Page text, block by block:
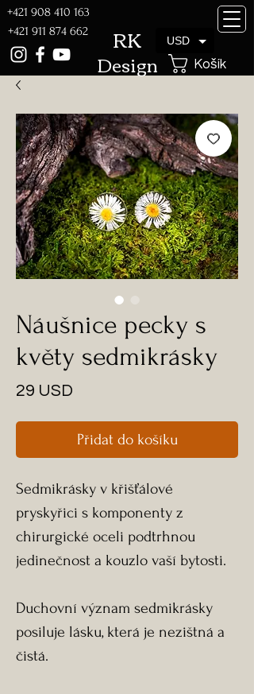
Design
RK
+421 908 410 163
Košík
+421 911 874 662
Náušnice pecky s
květy sedmikrásky
29 USD
Přidat do košíku
Sedmikrásky v křišťálové
pryskyřici s komponenty z
chirurgické oceli podtrhnou
jedinečnost a kouzlo vaší bytosti.
Duchovní význam sedmikrásky
posiluje lásku, která je nezištná a
čistá.
USD